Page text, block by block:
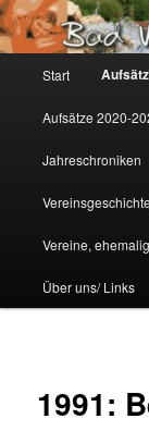
Zum
primären
Inhalt
springen
Gemeinsam für
Start
Aufsätze 2020-
Jahreschroniken
Vereine,
Über uns/ Links
1991: